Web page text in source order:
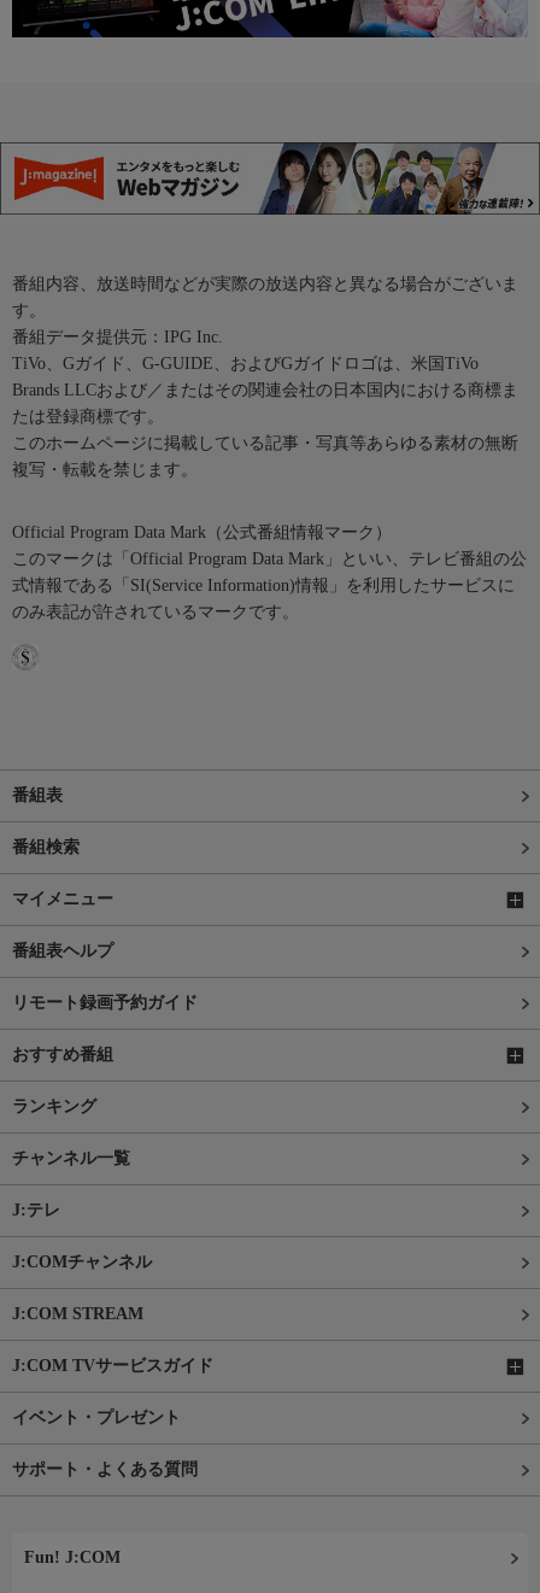
番組内容、放送時間などが実際の放送内容と異なる場合がございま
す。
番組データ提供元：IPG Inc.
TiVo、Gガイド、G-GUIDE、およびGガイドロゴは、米国TiVo
Brands LLCおよび／またはその関連会社の日本国内における商標ま
たは登録商標です。
このホームページに掲載している記事・写真等あらゆる素材の無断
複写・転載を禁じます。
Official Program Data Mark（公式番組情報マーク）
このマークは「Official Program Data Mark」といい、テレビ番組の公
式情報である「SI(Service Information)情報」を利用したサービスに
のみ表記が許されているマークです。
番組表
番組検索
マイメニュー
番組表ヘルプ
リモート録画予約ガイド
おすすめ番組
ランキング
チャンネル一覧
J:テレ
J:COMチャンネル
J:COM STREAM
J:COM TVサービスガイド
イベント・プレゼント
サポート・よくある質問
Fun! J:COM